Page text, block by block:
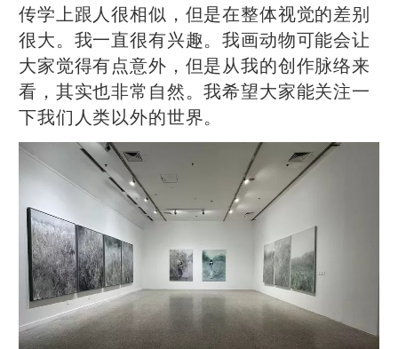
传学上跟人很相似，但是在整体视觉的差别
很大。 我一直很有兴趣。我画动物可能会让
大家觉得有点意外，但是从我的创作脉络来
看，其实也非常自然。我希望大家能关注一
下我们人类以外的世界。